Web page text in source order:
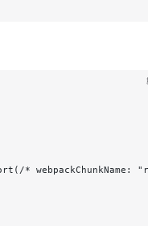
* webpackChunkName: